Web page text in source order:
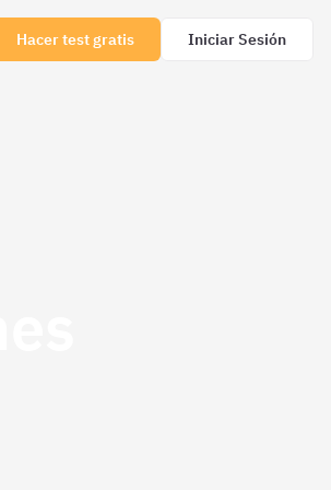
Hacer test gratis Iniciar Sesión